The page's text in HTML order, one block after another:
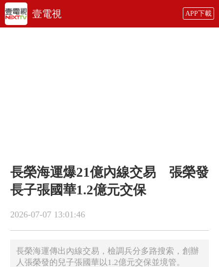
壹電視 APP下載
長榮海運爆21億內線交易 張榮發
長子張國華1.2億元交保
2026-07-07 13:01:46
長榮海運傳出內線交易，檢調兵分多路搜索，創辦
人張榮發的兒子張國華以1.2億元交保並境管。